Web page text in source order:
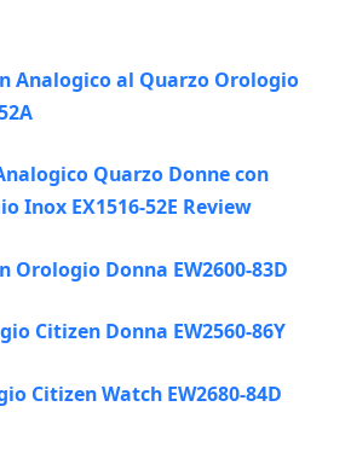
Analogico al Quarzo Orologio
Quarzo Donne con
Inox EX1516-52E Review
Orologio Donna EW2600-83D
Citizen Donna EW2560-86Y
Citizen Watch EW2680-84D